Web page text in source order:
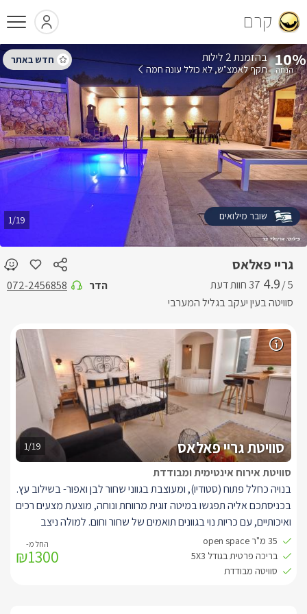
קרם
גריי פאלאס
5 /
4.9
סוויטה בעין יעקב בגליל המערבי
הדר 072-2456858
1/19
10% בהזמנת 2 לילות
תקף לאמצ"ש לא כולל עונה חמה
שובר מילואים
1/19 סוויטת גריי פאלאס
סוויטת אירוח אינטימית ומבודדת
בנויה כחלל פתוח (סטודיו), ומעוצבת בגווני שחור לבן ואפור- בשילוב עץ.
בכניסתכם אליה תפגשו במיטה זוגית מרווחת ונוחה, מוצעת מצעים רכים
ואיכותיים, עם כריות נוי בגוונים תואמים של שחור וחום. למולה ניצב
מטבחון מאובזר עם מיקרוגל, מיני בר, מכונת קפה עם קפסולות
איכותיות, פינת קפה ותה עם קומקום, פינוקים מתוקים ועוד. לצד
המטבחון ניצב שולחן בר זוגי עם כסאות בר גבוהים מעוצבים.
35 מ"ר open space
בריכה פרטית בגודל 5X3
סוויטה מבודדת
₪1300